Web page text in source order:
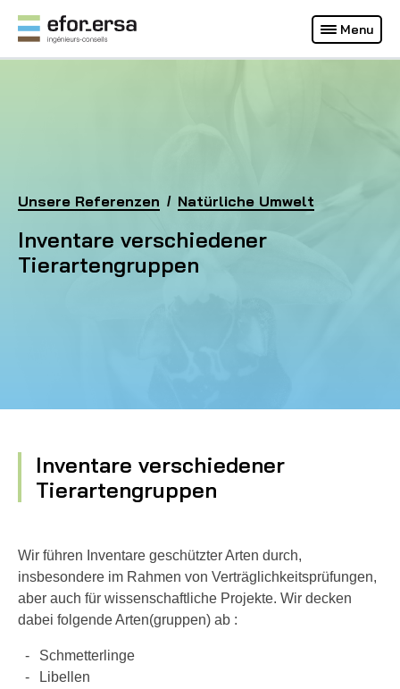
EFOR-ERSA
Menu
Homepage
Unsere Referenzen Natürliche Umwelt
Inventare verschiedener Tierartengruppen
Inventare verschiedener
Tierartengruppen
Français
Deutsch
(Aktuelle Webseite)
Inventare verschiedener
Tierartengruppen
Wir führen Inventare geschützter Arten durch,
insbesondere im Rahmen von Verträglichkeitsprüfungen,
aber auch für wissenschaftliche Projekte. Wir decken
dabei folgende Arten(gruppen) ab :
Schmetterlinge
Libellen